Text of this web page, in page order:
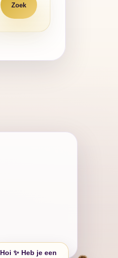
Hoi ✨ Heb je een